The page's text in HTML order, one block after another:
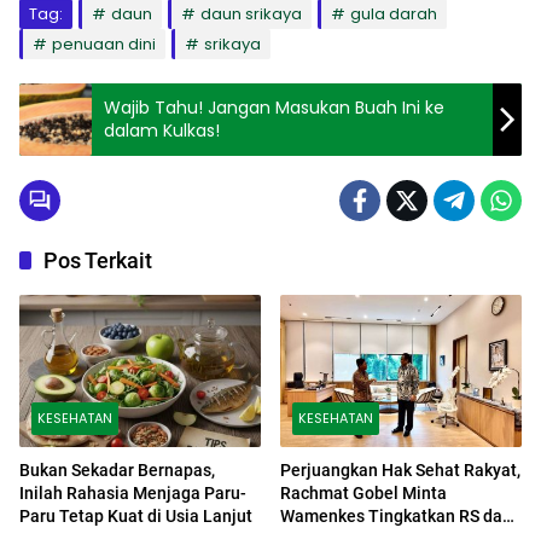
Tag: daun daun srikaya
gula darah
penuaan dini
srikaya
Wajib Tahu! Jangan Masukan Buah Ini ke
dalam Kulkas!
Pos Terkait
KESEHATAN
Bukan Sekadar Bernapas,
Inilah Rahasia Menjaga Paru-
Paru Tetap Kuat di Usia Lanjut
KESEHATAN
Perjuangkan Hak Sehat Rakyat,
Rachmat Gobel Minta
Wamenkes Tingkatkan RS dan